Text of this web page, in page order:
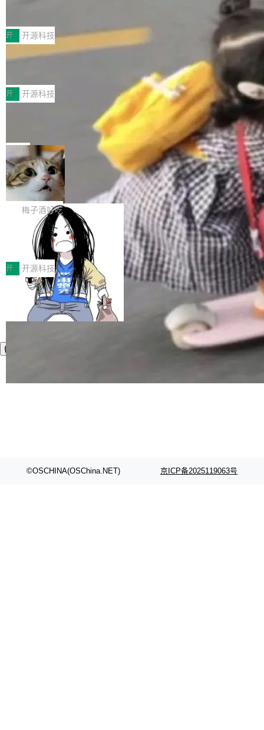
MPComm将作为一种传输引擎接入Mooncake T
ENT，实现零拷贝传输性能提升30%、非零拷贝
传输性能最高提升5倍。UCL-MPComm底层基
于自研UCL-Engine通信引擎，后续腾讯网平将
持续开源更多基于UCL-Engine的高性能通信组
件。 腾讯网平团队在UCL-MPComm中实现了一
个独立于业务线程的全局通信引擎（Engine），
型案例入选名单》，深信服“面向企业研发场景的
开源 AI 编程平台 CoStrict 应用”凭借卓越的技术
创新与落地成效成功入选。 全链路私有化部署，
助力企业AI研发安全落地 当前，越来越多企业已
经开始引入 AI Coding 工具，通过调用公有云模
型或企业内部部署模型提升研发效率。但随着 AI
Coding 从个人辅助工具逐步走向团队级、组织
级应用，企业在规模化落地过程中，对安全性、
可控性和代码质量提出了更高要求。 首先是数据
安全与合规要求。对于大多数普通研发场景，公
有云模型能够满足快速试用和效率提升的需求。
但对于金融、能源、医疗等对数据安全要求较...
开 开源科技
深信服AI算力网关入选工信部人工智能
前不久，工业和信息化部正式发布《2025年人工
智能应用典型案例名单》，集中展示人工智能在
各领域的应用成果，覆盖技术底座、行业赋能、
产品应用、支撑保障、专题等五大方向。深信服
AI算力网关（AI创新平台）成功入选！ 随着各行
各业的Agent走向规模化建设，算力构成形态逐
渐丰富，用户关注的重点也在发生变化：不只是
让AI用起来，还要进一步看清混合算力时代下，
Token花在哪里、算力是否被充分利用，以及持
续增长的AI成本该如何优化。 深信服AI算力网关
正是围绕这些实际问题，从Token治理和成本治
理两个方面，让用户的每一份算力都看得清、管
得住、用得稳、省得下、更安全！ 一、从现在开
始，Token使用一目...
开 开源科技
Jeff Dean 离开 Google：一个时代的结
束，一个实验室的开始
Google 员工编号 20。MapReduce 作者之一。
Bigtable 作者之一。TensorFlow 的作者之一。
Gemini 的架构师。Google 首席科学家。 Jeff D
ean 在 Google 工作了 27 年后，宣布离职。 他
不是一个人走。一同离开的还有 Sanjay Ghema
wat（Google 员工编号 23，Jeff Dean 二十多
年的编程搭档，MapReduce 和 Bigtable 的共同
作者）、Quoc Le（Google 大脑核心成员，Se
q2Seq 和 DocAI 的共同发明人）以及 Oriol Vin
yals（Gemini 联合负责人，AlphaSta...
局
🔥 SolonCode v2026.8.4 发布：界面
字体可调、22 种语言、记忆搜索增强
打开终端就能上岗的全中文编码智能体，这一轮
把「看得清、用母语、记得住」三件事一次补
齐。 SolonCode 是什么 SolonCode 是杭州无
耳科技研发的企业级终端编码智能体——一位全
中文驱动的数字员工，自主理解需求、规划步
骤、编写代码。不挑模型、不挑平台，curl 一行
装完即用。 开源地址：Gitee · GitCode · GitHu
b 安装 支持 Java 8+（8~26）、macOS / Linu
x / Windows / Harmony PC。 # macOS / Linu
x / Harmony PC curl -fsSL https://solon.noea
梅子酒好吃
让“代码语义理解”深度释放AI Coding
价值潜能：华为云码道（CodeArts）
代码仓技术解析
一、代码仓深度理解技术的作用与价值 在软件工
程实践中，代码仓是企业核心知识资产的主要载
体。企业级代码仓库通常包含数十万乃至数百万
个文件，其规模远超单次模型调用可承载的上下
文窗口。随着项目规模的持续扩张与代码历史的
不断累积，代码仓中的模块关系、接口契约、业
务逻辑等关键信息往往分散于数十乃至数百个文
件之中，形成高度复杂的知识关联网络。传统的
开 开源科技
©OSCHINA(OSChina.NET) 京ICP备2025119063号